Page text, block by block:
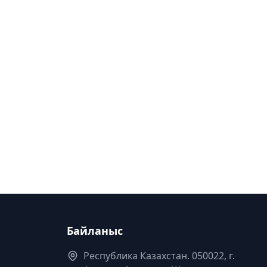
Байланыс
Республика Казахстан. 050022, г.